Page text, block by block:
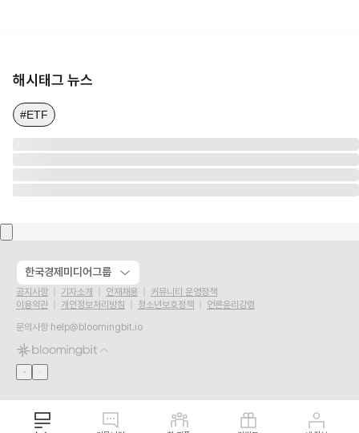
해시태그 뉴스
#ETF
한국경제미디어그룹
공지사항 기자소개 인재채용
커뮤니티 운영정책
이용약관
개인정보처리방침 청소년보호정책
언론윤리강령
문의사항 help@bloomingbit.io